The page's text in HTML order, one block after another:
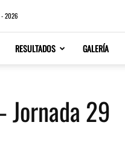
2026
RESULTADOS GALERÍA
Jornada 29